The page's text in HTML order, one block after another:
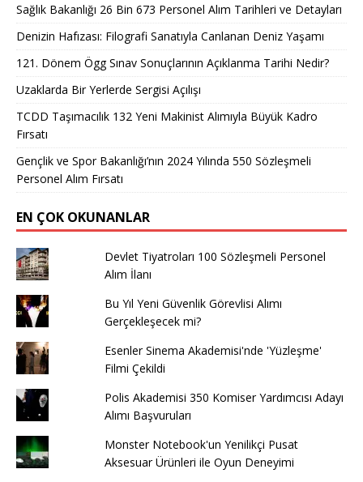
Sağlık Bakanlığı 26 Bin 673 Personel Alım Tarihleri ve Detayları
Denizin Hafızası: Filografi Sanatıyla Canlanan Deniz Yaşamı
121. Dönem Ögg Sınav Sonuçlarının Açıklanma Tarihi Nedir?
Uzaklarda Bir Yerlerde Sergisi Açılışı
TCDD Taşımacılık 132 Yeni Makinist Alımıyla Büyük Kadro
Fırsatı
Gençlik ve Spor Bakanlığı’nın 2024 Yılında 550 Sözleşmeli
Personel Alım Fırsatı
EN ÇOK OKUNANLAR
Devlet Tiyatroları 100 Sözleşmeli Personel
Alım İlanı
Bu Yıl Yeni Güvenlik Görevlisi Alımı
Gerçekleşecek mi?
Esenler Sinema Akademisi'nde 'Yüzleşme'
Filmi Çekildi
Polis Akademisi 350 Komiser Yardımcısı Adayı
Alımı Başvuruları
Monster Notebook'un Yenilikçi Pusat
Aksesuar Ürünleri ile Oyun Deneyimi